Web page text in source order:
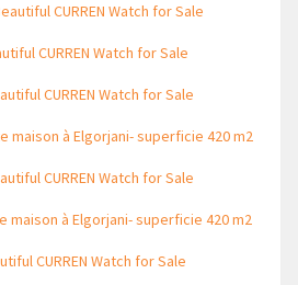
CURREN Watch for Sale
CURREN Watch for Sale
CURREN Watch for Sale
maison à Elgorjani- superficie 420 m2
CURREN Watch for Sale
maison à Elgorjani- superficie 420 m2
CURREN Watch for Sale